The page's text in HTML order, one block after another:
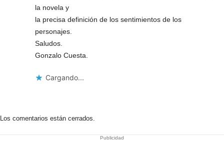
la novela y
la precisa definición de los sentimientos de los
personajes.
Saludos.
Gonzalo Cuesta.
Cargando...
Los comentarios están cerrados.
Publicidad